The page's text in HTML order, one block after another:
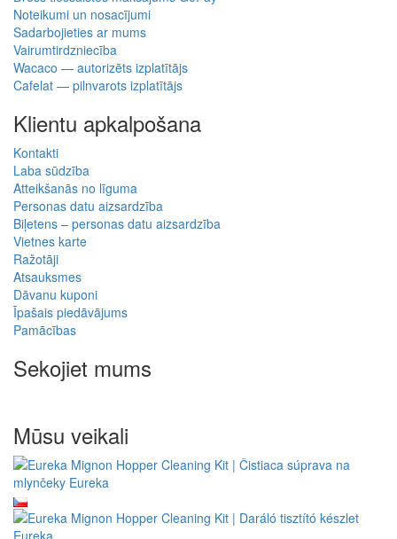
Noteikumi un nosacījumi
Sadarbojieties ar mums
Vairumtirdzniecība
Wacaco — autorizēts izplatītājs
Cafelat — pilnvarots izplatītājs
Klientu apkalpošana
Kontakti
Laba sūdzība
Atteikšanās no līguma
Personas datu aizsardzība
Biļetens – personas datu aizsardzība
Vietnes karte
Ražotāji
Atsauksmes
Dāvanu kuponi
Īpašais piedāvājums
Pamācības
Sekojiet mums
Mūsu veikali